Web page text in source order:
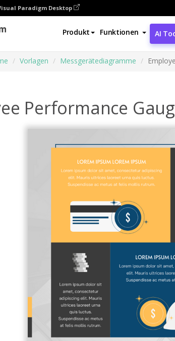
Paradigm Desktop
Produkt Funktionen AI
Vorlagen Messgerätediagramme
Performance